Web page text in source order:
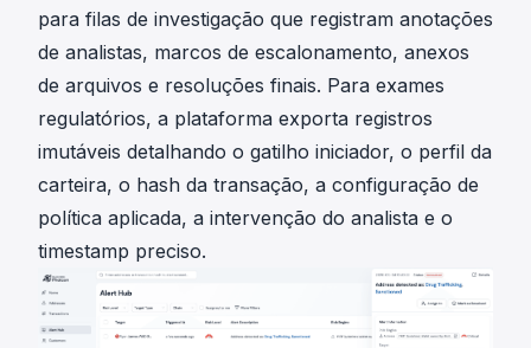
para filas de investigação que registram anotações
de analistas, marcos de escalonamento, anexos
de arquivos e resoluções finais. Para exames
regulatórios, a plataforma exporta registros
imutáveis detalhando o gatilho iniciador, o perfil da
carteira, o hash da transação, a configuração de
política aplicada, a intervenção do analista e o
timestamp preciso.